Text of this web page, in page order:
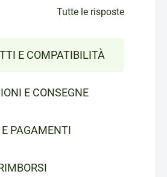
Tutte le risposte
E COMPATIBILITÀ
E CONSEGNE
PAGAMENTI